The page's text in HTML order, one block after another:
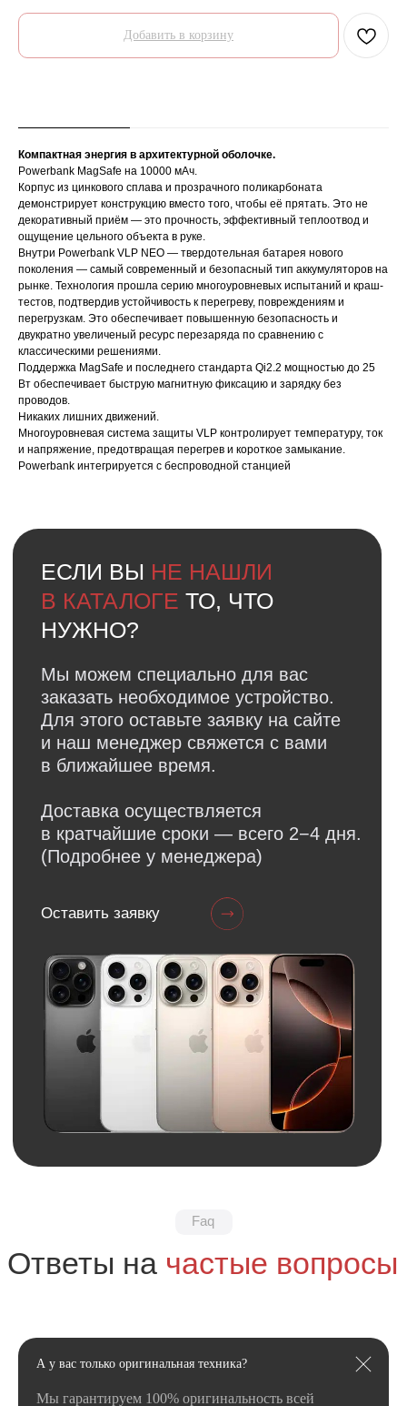
Добавить в корзину
Компактная энергия в архитектурной оболочке.
Powerbank MagSafe на 10000 мАч.
Корпус из цинкового сплава и прозрачного поликарбоната
демонстрирует конструкцию вместо того, чтобы её прятать. Это не
декоративный приём — это прочность, эффективный теплоотвод и
ощущение цельного объекта в руке.
Внутри Powerbank VLP NEO — твердотельная батарея нового
поколения — самый современный и безопасный тип аккумуляторов на
рынке. Технология прошла серию многоуровневых испытаний и краш-
тестов, подтвердив устойчивость к перегреву, повреждениям и
перегрузкам. Это обеспечивает повышенную безопасность и
двукратно увеличеный ресурс перезаряда по сравнению с
классическими решениями.
Поддержка MagSafe и последнего стандарта Qi2.2 мощностью до 25
Вт обеспечивает быструю магнитную фиксацию и зарядку без
проводов.
Никаких лишних движений.
Многоуровневая система защиты VLP контролирует температуру, ток
и напряжение, предотвращая перегрев и короткое замыкание.
Powerbank интегрируется с беспроводной станцией
Оставить заявку
Мы можем специально для вас
заказать необходимое устройство.
Для этого оставьте заявку на сайте
и наш менеджер свяжется с вами
в ближайшее время.
Доставка осуществляется
в кратчайшие сроки — всего 2−4 дня.
(Подробнее у менеджера)
ЕСЛИ ВЫНЕ НАШЛИ
В КАТАЛОГЕТО, ЧТО
НУЖНО?
Ответы начастые вопросы
Faq
А у вас только оригинальная техника?
Мы гарантируем 100% оригинальность всей
+7
Обратная связь
с вами в ближайшее время